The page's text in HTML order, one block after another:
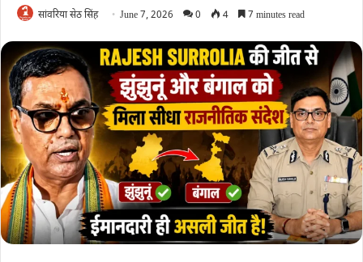
सांवरिया सेठ सिंह June 7, 2026 0 4 7 minutes read